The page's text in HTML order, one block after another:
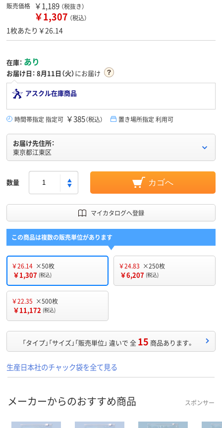
販売価格 ￥1,189 （税抜き）
￥1,307 （税込）
1枚あたり￥26.14
在庫： あり
お届け日： 8月11日（火）にお届け
アスクル在庫商品
時間帯指定 指定可 ￥385（税込） 置き場所指定 利用可
お届け先住所：
東京都江東区
数量 カゴへ
マイカタログへ登録
この商品は複数の販売単位があります
￥26.14 ×50枚
￥1,307 (税込)
￥24.83 ×250枚
￥6,207 (税込)
￥22.35 ×500枚
￥11,172 (税込)
「タイプ」「サイズ」「販売単位」 違いで 全 15 商品あります。
生産日本社のチャック袋を全て見る
メーカーからのおすすめ商品 スポンサー